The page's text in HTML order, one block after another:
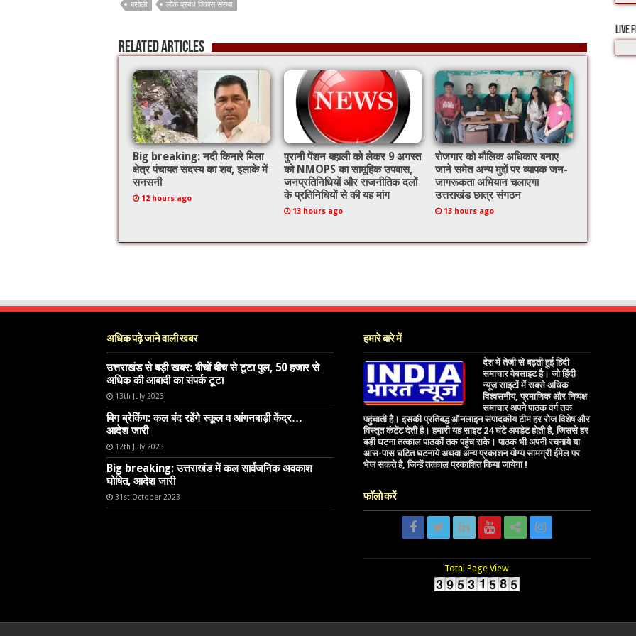
o
k
बसोली लोक प्रबंध विकास संस्था
Related Articles
Big breaking: नदी किनारे मिला
क्षेत्र पंचायत सदस्य का शव, इलाके में
सनसनी
12 hours ago
पुरानी पेंशन बहाली को लेकर 9 अगस्त
को NMOPS का सामूहिक उपवास,
जनप्रतिनिधियों और राजनीतिक दलों
के प्रतिनिधियों से की यह मांग
13 hours ago
रोजगार को मौलिक अधिकार बनाए
जाने समेत अन्य मुद्दों पर व्यापक जन-
जागरूकता अभियान चलाएगा
उत्तराखंड छात्र संगठन
13 hours ago
LIVE
अधिक पढ़े जाने वाली खबर
उत्तराखंड से बड़ी खबर: बीचों बीच से टूटा पुल, 50 हजार से
अधिक की आबादी का संपर्क टूटा
13th July 2023
बिग ब्रेकिंग: कल बंद रहेंगे स्कूल व आंगनबाड़ी केंद्र…
आदेश जारी
12th July 2023
Big breaking: उत्तराखंड में कल सार्वजनिक अवकाश
घोषित, आदेश जारी
31st October 2023
हमारे बारे में
देश में तेजी से बढ़ती हुई हिंदी
समाचार वेबसाइट है। जो हिंदी
न्यूज साइटों में सबसे अधिक
विश्वसनीय, प्रमाणिक और निष्पक्ष
समाचार अपने पाठक वर्ग तक
पहुंचाती है। इसकी प्रतिबद्ध ऑनलाइन संपादकीय टीम हर रोज विशेष और
विस्तृत कंटेंट देती है। हमारी यह साइट 24 घंटे अपडेट होती है, जिससे हर
बड़ी घटना तत्काल पाठकों तक पहुंच सके। पाठक भी अपनी रचनाये या
आस-पास घटित घटनाये अथवा अन्य प्रकाशन योग्य सामग्री ईमेल पर
भेज सकते है, जिन्हें तत्काल प्रकाशित किया जायेगा !
फॉलो करें
Total Page View